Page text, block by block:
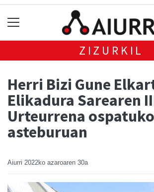
ZIZURKIL
Herri Bizi Gune
Elikadura Sarearen
Urteurrena
asteburuan
Aiurri 2022ko azaroaren 30a